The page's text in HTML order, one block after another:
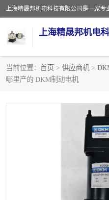
上海精晟邦机电
当前位置： 首页 > 供应商机 >
哪里产的 DKM制动电机
减速电机